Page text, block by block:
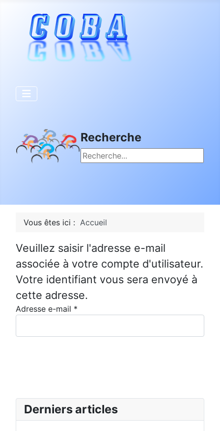
Recherche
Rechercher
Vous êtes ici : Accueil
Veuillez saisir l'adresse e-mail
associée à votre compte d'utilisateur.
Votre identifiant vous sera envoyé à
cette adresse.
Adresse e-mail *
Derniers articles